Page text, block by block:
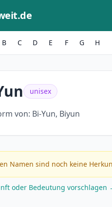
B C D E F G H
unisex
von: Bi-Yun, Biyun
Namen sind noch keine
oder Bedeutung vorschlagen